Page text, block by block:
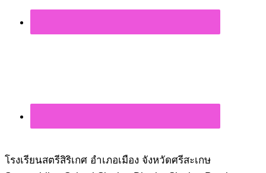
โรงเรียนสตรีสิริเกศ อำเภอเมือง จังหวัดศรีสะเกษ